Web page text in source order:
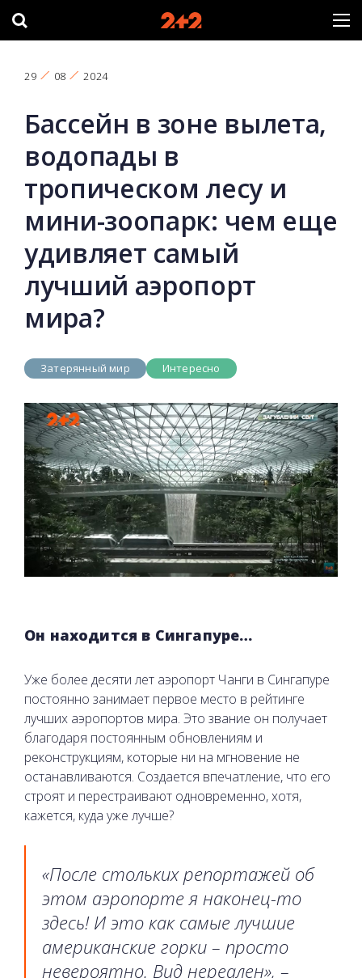
29 08 2024
Бассейн в зоне вылета,
водопады в
тропическом лесу и
мини-зоопарк: чем еще
удивляет самый
лучший аэропорт
мира?
Затерянный мир Интересно
Он находится в Сингапуре…
Уже более десяти лет аэропорт Чанги в Сингапуре
постоянно занимает первое место в рейтинге
лучших аэропортов мира. Это звание он получает
благодаря постоянным обновлениям и
реконструкциям, которые ни на мгновение не
останавливаются. Создается впечатление, что его
строят и перестраивают одновременно, хотя,
кажется, куда уже лучше?
«После стольких репортажей об
этом аэропорте я наконец-то
здесь! И это как самые лучшие
американские горки – просто
невероятно. Вид нереален», –